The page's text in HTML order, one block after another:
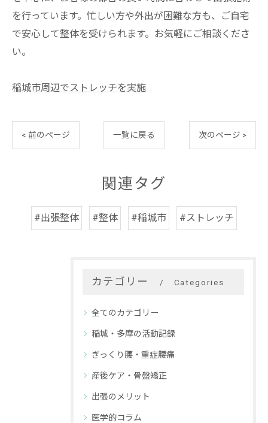
を行っています。忙しい方や外出が困難な方も、ご自宅
で安心して整体を受けられます。お気軽にご相談くださ
い。
稲城市周辺でストレッチを実施
< 前のページ 一覧に戻る 次のページ >
関連タグ
#出張整体 #整体 #稲城市 #ストレッチ
カテゴリー Categories
全てのカテゴリー
稲城・多摩の活動記録
ぎっくり腰・重症腰痛
産後ケア・骨盤矯正
出張のメリット
医学的コラム